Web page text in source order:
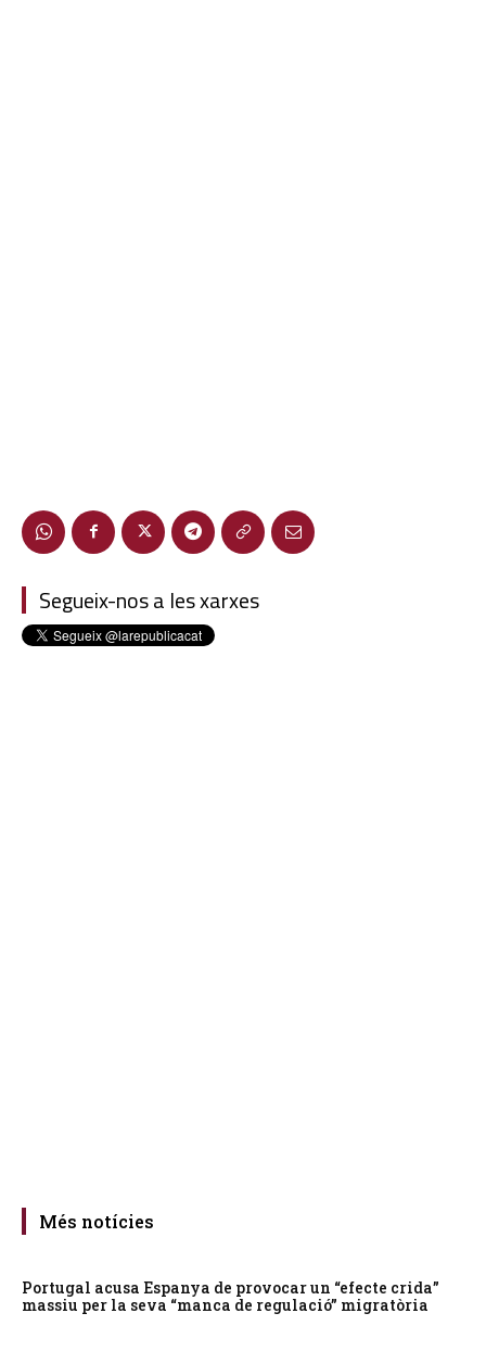
Segueix-nos a les xarxes
Més notícies
Portugal acusa Espanya de provocar un “efecte crida”
massiu per la seva “manca de regulació” migratòria